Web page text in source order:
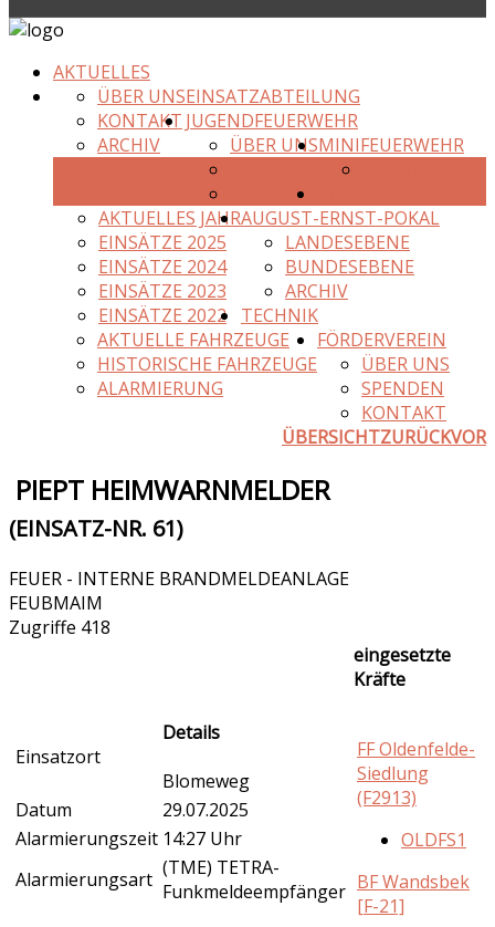
AKTUELLES
EINSATZABTEILUNG
ÜBER UNS
KONTAKT
ARCHIV
JUGENDFEUERWEHR
ÜBER UNSMINIFEUERWEHR
AKTUELLES JAHR
EINSÄTZE 2025
EINSÄTZE 2024
EINSÄTZE 2023
EINSÄTZE 2022
AUGUST-ERNST-POKAL
LANDESEBENE
BUNDESEBENE
ARCHIV
TECHNIK
AKTUELLE FAHRZEUGE
HISTORISCHE FAHRZEUGE
ALARMIERUNG
FÖRDERVEREIN
ÜBER UNS
SPENDEN
KONTAKT
ÜBERSICHTZURÜCKVOR
PIEPT HEIMWARNMELDER
(EINSATZ-NR. 61)
FEUER - INTERNE BRANDMELDEANLAGE
FEUBMAIM
Zugriffe 418
Einsatzort
Details
Blomeweg
Datum
29.07.2025
Alarmierungszeit 14:27 Uhr
Alarmierungsart (TME) TETRA-
Funkmeldeempfänger
eingesetzte
Kräfte
FF Oldenfelde-
Siedlung
(F2913)
OLDFS1
BF Wandsbek
[F-21]